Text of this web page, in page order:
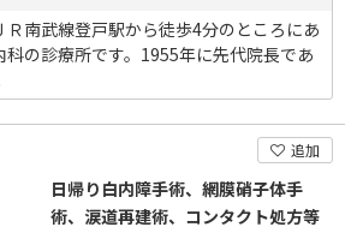
Ｒ南武線登戸駅から徒歩4分のところにあ
科の診療所です。1955年に先代院長であ
追加
日帰り白内障手術、網膜硝子体手
術、涙道再建術、コンタクト処方等